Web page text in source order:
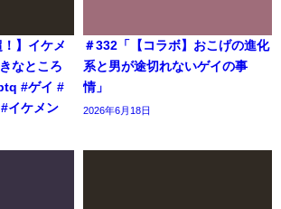
！】イケメ
なところ
#ゲイ #
イケメン
＃332「【コラボ】おこげの進化
系と男が途切れないゲイの事
情」
2026年6月18日